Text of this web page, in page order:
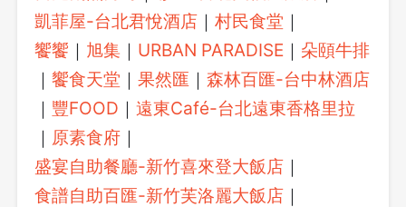
凱菲屋-台北君悅酒店 ｜村民食堂 ｜
饗饗 ｜ 旭集 ｜ URBAN PARADISE ｜ 朵頤牛排
｜饗食天堂 ｜果然匯 ｜森林百匯-台中林酒店
｜ 豐FOOD ｜遠東Café-台北遠東香格里拉
｜ 原素食府 ｜
盛宴自助餐廳-新竹喜來登大飯店 ｜
食譜自助百匯-新竹芙洛麗大飯店 ｜
登出
確定要登出嗎？